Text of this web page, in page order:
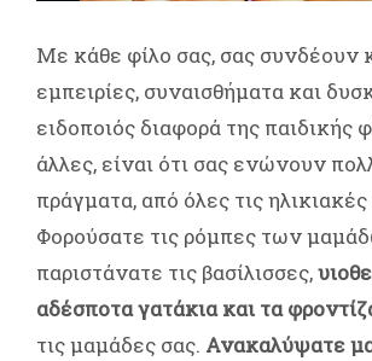
Με κάθε φίλο σας, σας συνδέουν
εμπειρίες, συναισθήματα και
ειδοποιός διαφορά της παιδικής
άλλες, είναι ότι σας ενώνουν
πράγματα, από όλες τις
Φορούσατε τις ρόμπες των
παριστάνατε τις βασίλισσες,
αδέσποτα γατάκια και τα
τις μαμάδες σας. Ανακαλύψατε